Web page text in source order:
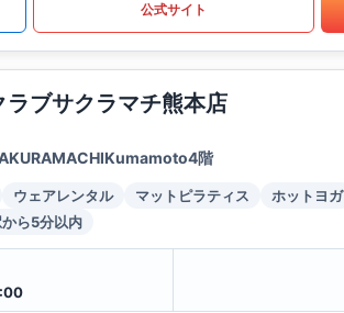
公式サイト
ブサクラマチ熊本店
階
ウェアレンタル マットピラティス ホットヨガ
ら5分以内